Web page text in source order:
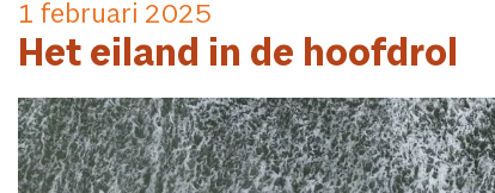
1 februari 2025
Het eiland in de hoofdrol